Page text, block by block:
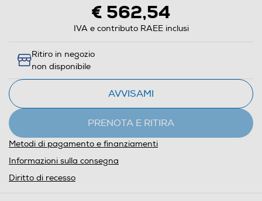
€ 562,54
IVA e contributo RAEE inclusi
Ritiro in negozio
non disponibile
AVVISAMI
PRENOTA E RITIRA
Metodi di pagamento e finanziamenti
Informazioni sulla consegna
Diritto di recesso